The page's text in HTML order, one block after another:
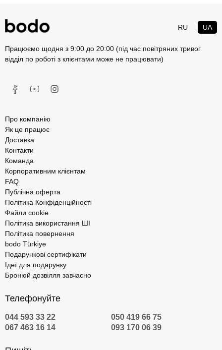
RU UA
Працюємо щодня з 9:00 до 20:00 (під час повітряних тривог
відділ по роботі з клієнтами може не працювати)
Про компанію
Як це працює
Доставка
Контакти
Команда
Корпоративним клієнтам
FAQ
Публічна оферта
Політика Конфіденційності
Файли cookie
Політика використання ШІ
Політика повернення
bodo Türkiye
Подарункові сертифікати
Ідеї для подарунку
Бронюй дозвілля завчасно
Телефонуйте
044 593 33 22
050 419 66 75
067 463 16 14
093 170 06 39